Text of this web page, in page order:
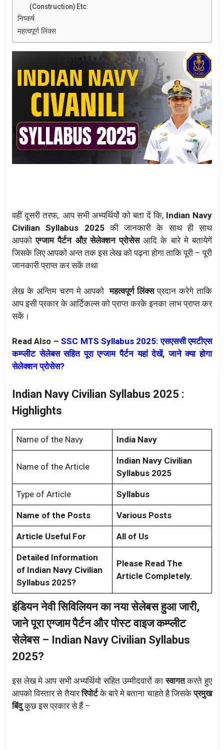
(Construction) Etc.
निष्कर्ष
महत्वपूर्ण लिंक्स
वहीं दूसरी तरफ,. आप सभी अभ्यर्थियों को बता दें कि, Indian Navy
Civilian Syllabus 2025की जानकारी के साथ ही साथ
आपकोएग्जाम पैर्टन औऱ सेलेक्शन प्रोसेसआदि के बारे मे बतायेगें
जिसके लिए आपको अन्त तक इस लेख को पढ़ना होगा ताकि पूरी – पूरी
जानकारी प्राप्त कर सकें तथा
लेख के अन्तिम चरण मे आपको महत्वपूर्ण लिंक्सप्रदान करेगे ताकि
आप इसी प्रकार के आर्टिकल्स को प्राप्त करके इनका लाभ प्राप्त कर
सकें।
Read Also –SSC MTS Syllabus 2025: एसएससी एमटीएस
कम्प्लीट सेलेबस सहित पूरा एग्जाम पैर्टन यहां देखें, जाने क्या होगा
सेलेक्शन प्रोसेस?
Indian Navy Civilian Syllabus 2025 :
Highlights
Name of the Navy India Navy
Name of the Article
Indian Navy Civilian
Syllabus 2025
Type of Article Syllabus
Name of the Posts Various Posts
Article Useful For All of Us
Detailed Information
of Indian Navy Civilian
Syllabus 2025?
Please Read The
Article Completely.
इंडियन नेवी सिविलियन का नया सेलेबस हुआ जारी,
जाने पूरा एग्जाम पैर्टन और पोस्ट वाइज कम्प्लीट
सेलेबस – Indian Navy Civilian Syllabus
2025?
इस लेख मे आप सभी अभ्यर्थियो सहित उम्मीदवारों कास्वागतकरते हुए
आपको विस्तार से तैयाररिपोर्टके बारे मे बताना चाहते है जिसकेप्रमुख
बिंदुकुछ इस प्रकार से हैं –